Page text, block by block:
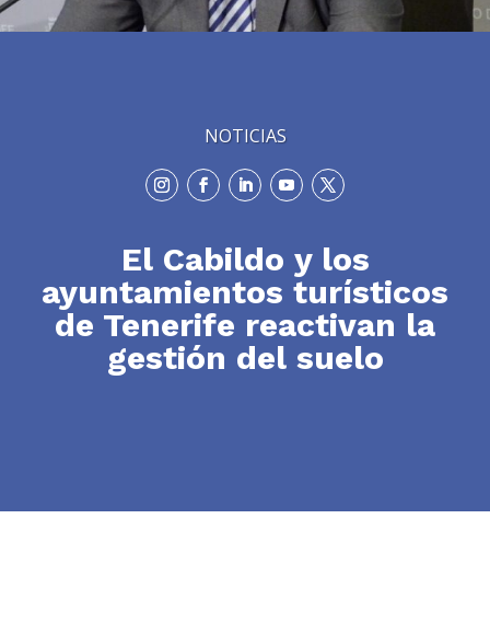
NOTICIAS
El Cabildo y los
ayuntamientos turísticos
de Tenerife reactivan la
gestión del suelo